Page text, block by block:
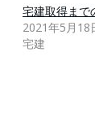
宅建取得まで
2021年5月18
宅建